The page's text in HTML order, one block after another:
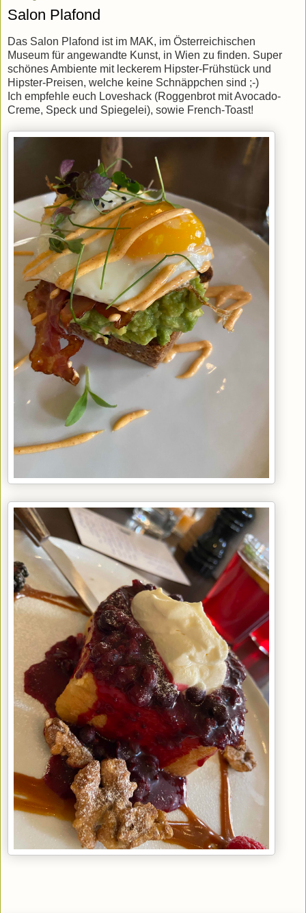
Salon Plafond
Das Salon Plafond ist im MAK, im Österreichischen
Museum für angewandte Kunst, in Wien zu finden. Super
schönes Ambiente mit leckerem Hipster-Frühstück und
Hipster-Preisen, welche keine Schnäppchen sind ;-)
Ich empfehle euch Loveshack (Roggenbrot mit Avocado-
Creme, Speck und Spiegelei), sowie French-Toast!